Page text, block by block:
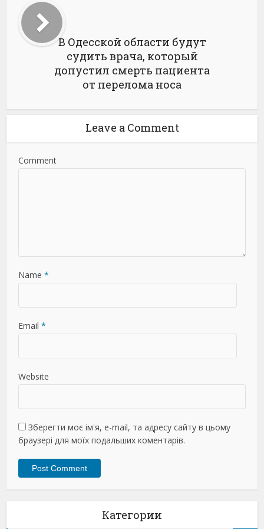
В Одесской области будут
судить врача, который
допустил смерть пациента
от перелома носа
Leave a Comment
Comment
Name *
Email *
Website
Зберегти моє ім'я, e-mail, та адресу сайту в цьому
браузері для моїх подальших коментарів.
Категории